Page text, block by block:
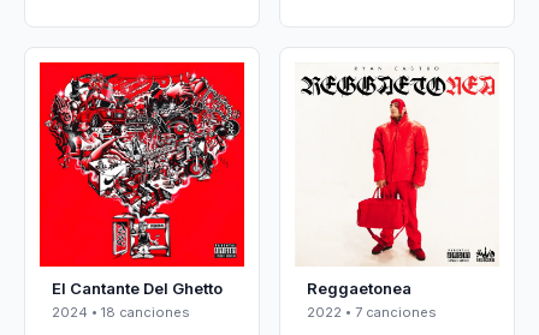
El Cantante Del Ghetto
2024 • 18 canciones
Reggaetonea
2022 • 7 canciones